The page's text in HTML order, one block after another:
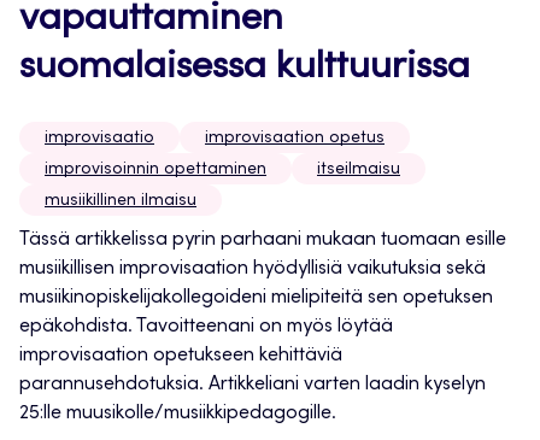
vapauttaminen
suomalaisessa kulttuurissa
improvisaatio
improvisaation opetus
improvisoinnin opettaminen
itseilmaisu
musiikillinen ilmaisu
Tässä artikkelissa pyrin parhaani mukaan tuomaan esille
musiikillisen improvisaation hyödyllisiä vaikutuksia sekä
musiikinopiskelijakollegoideni mielipiteitä sen opetuksen
epäkohdista. Tavoitteenani on myös löytää
improvisaation opetukseen kehittäviä
parannusehdotuksia. Artikkeliani varten laadin kyselyn
25:lle muusikolle/musiikkipedagogille.